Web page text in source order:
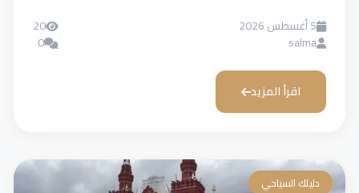
5 أغسطس 2026
salma
20
0
اقرأ المزيد
دليلك السياحي